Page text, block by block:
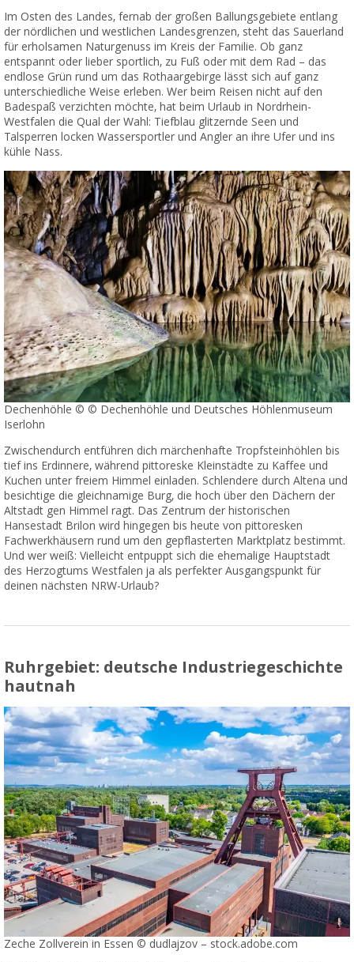
Im Osten des Landes, fernab der großen Ballungsgebiete entlang
der nördlichen und westlichen Landesgrenzen, steht das Sauerland
für erholsamen Naturgenuss im Kreis der Familie. Ob ganz
entspannt oder lieber sportlich, zu Fuß oder mit dem Rad – das
endlose Grün rund um das Rothaargebirge lässt sich auf ganz
unterschiedliche Weise erleben. Wer beim Reisen nicht auf den
Badespaß verzichten möchte, hat beim Urlaub in Nordrhein-
Westfalen die Qual der Wahl: Tiefblau glitzernde Seen und
Talsperren locken Wassersportler und Angler an ihre Ufer und ins
kühle Nass.
Dechenhöhle © © Dechenhöhle und Deutsches Höhlenmuseum
Iserlohn
Zwischendurch entführen dich märchenhafte Tropfsteinhöhlen bis
tief ins Erdinnere, während pittoreske Kleinstädte zu Kaffee und
Kuchen unter freiem Himmel einladen. Schlendere durch Altena und
besichtige die gleichnamige Burg, die hoch über den Dächern der
Altstadt gen Himmel ragt. Das Zentrum der historischen
Hansestadt Brilon wird hingegen bis heute von pittoresken
Fachwerkhäusern rund um den gepflasterten Marktplatz bestimmt.
Und wer weiß: Vielleicht entpuppt sich die ehemalige Hauptstadt
des Herzogtums Westfalen ja als perfekter Ausgangspunkt für
deinen nächsten NRW-Urlaub?
Ruhrgebiet: deutsche Industriegeschichte
hautnah
Zeche Zollverein in Essen © dudlajzov – stock.adobe.com